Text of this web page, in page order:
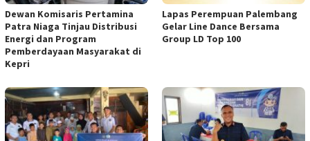
Dewan Komisaris Pertamina
Patra Niaga Tinjau Distribusi
Energi dan Program
Pemberdayaan Masyarakat di
Kepri
Lapas Perempuan Palembang
Gelar Line Dance Bersama
Group LD Top 100